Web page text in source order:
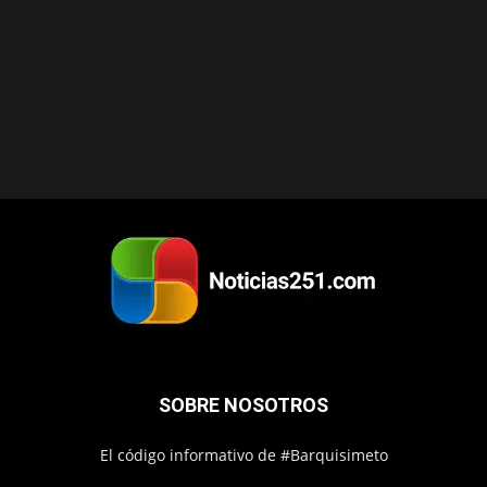
SOBRE NOSOTROS
El código informativo de #Barquisimeto